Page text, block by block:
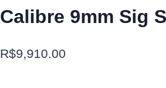
Calibre 9mm Sig
R$9,910.00